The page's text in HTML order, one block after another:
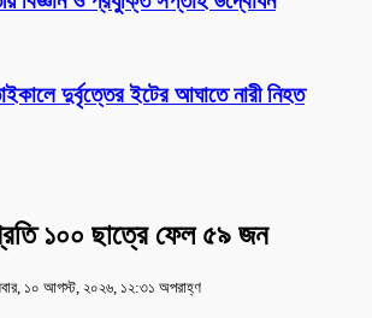
দুর্বৃত্তের ইটের আঘাতে নারী নিহত
১০০ ছাত্রে ফেল ৫৯ জন
১০ আগস্ট, ২০২৬, ১২:৩১ অপরাহ্ণ